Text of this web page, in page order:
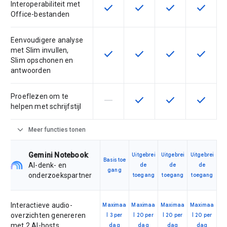
Interoperabiliteit met
Office-bestanden
Deze functie is beschikbaar voor
check Deze functie is
check Deze functie is
check Deze
check
Eenvoudigere analyse
met Slim invullen,
Slim opschonen en
antwoorden
Deze functie is beschikbaar voor
check Deze functie is
check Deze functie is
check Deze
check
Proeflezen om te
helpen met schrijfstijl
Deze functie wordt niet
horizontal_rule Deze functie is
check Deze functie is
check Deze
check
expand_more Meer functies tonen
Gemini Notebook:
AI-denk- en
onderzoekspartner
Basistoe
gang
Uitgebrei
de
toegang
Uitgebrei
de
toegang
Uitgebrei
de
toegang
Interactieve audio-
overzichten genereren
Maximaa
l 3 per
dag
Maximaa
l 20 per
dag
Maximaa
l 20 per
dag
Maximaa
l 20 per
dag